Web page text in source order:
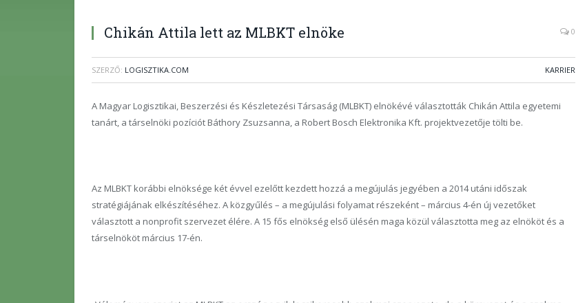
Chikán Attila lett az MLBKT elnöke 0
SZERZŐ: LOGISZTIKA.COM KARRIER
A Magyar Logisztikai, Beszerzési és Készletezési Társaság (MLBKT) elnökévé választották Chikán Attila egyetemi
tanárt, a társelnöki pozíciót Báthory Zsuzsanna, a Robert Bosch Elektronika Kft. projektvezetője tölti be.
Az MLBKT korábbi elnöksége két évvel ezelőtt kezdett hozzá a megújulás jegyében a 2014 utáni időszak
stratégiájának elkészítéséhez. A közgyűlés – a megújulási folyamat részeként – március 4-én új vezetőket
választott a nonprofit szervezet élére. A 15 fős elnökség első ülésén maga közül választotta meg az elnököt és a
társelnököt március 17-én.